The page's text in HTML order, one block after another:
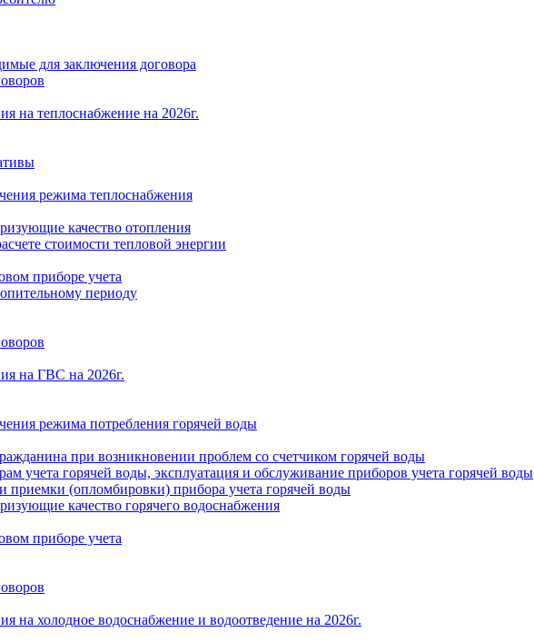
для заключения договора
на теплоснабжение на 2026г.
режима теплоснабжения
качество отопления
стоимости тепловой энергии
приборе учета
периоду
на ГВС на 2026г.
режима потребления горячей воды
при возникновении проблем со счетчиком горячей воды
учета горячей воды, эксплуатация и обслуживание приборов учета горячей воды
приемки (опломбировки) прибора учета горячей воды
качество горячего водоснабжения
приборе учета
на холодное водоснабжение и водоотведение на 2026г.